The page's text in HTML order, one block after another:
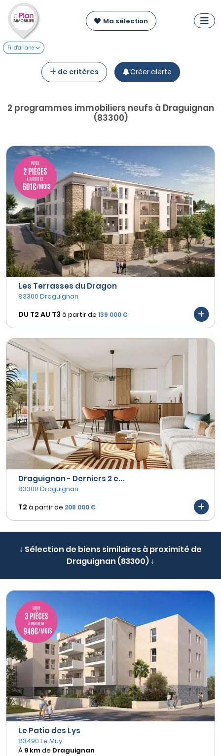
Ma sélection
Fil d'ariane
de critères Créer alerte
2 programmes immobiliers neufs à Draguignan
(83300)
Les Terrasses du Dragon
83300 Draguignan
DU T2 AU T3 à partir de 139 000 €
Draguignan - Derniers 2 e...
83300 Draguignan
T2 à partir de 208 000 €
↓ Sélection de biens similaires à proximité de
Draguignan (83300) ↓
Le Patio des Lys
83490 Le Muy
À 9 kmde Draguignan